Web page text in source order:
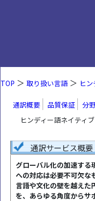
TOP ＞ 取り扱い言語＞ ヒ
通訳概要 品質保証 分
ヒンディー語ネイティ
通訳サービス概要
グローバル化の加速する
への対応は必要不可欠な
言語や文化の壁を越えた
を、あらゆる角度からサ